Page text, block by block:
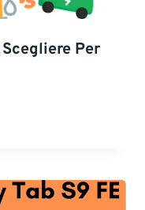
Per